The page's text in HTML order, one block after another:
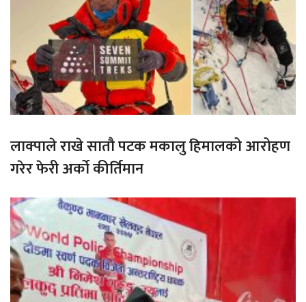
लाक्पाले राखे सातौ पटक मकालु हिमालको आरोहण
गरेर फेरी अर्को कीर्तिमान